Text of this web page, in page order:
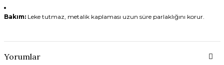
Bakım:Leke tutmaz, metalik kaplaması uzun süre parlaklığını korur.
Yorumlar